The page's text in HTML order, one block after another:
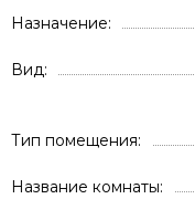
Назначение
Вид
Тип помещения
Название комнаты